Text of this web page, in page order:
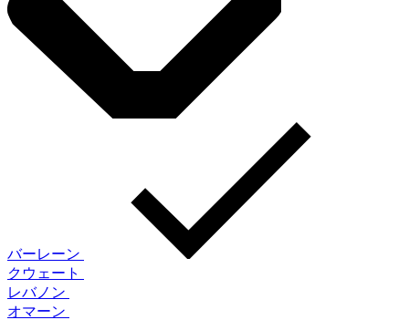
バーレーン
クウェート
レバノン
オマーン